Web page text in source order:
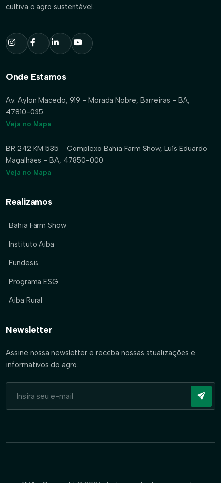
cultiva o agro sustentável.
Onde Estamos
Av. Aylon Macedo, 919 - Morada Nobre, Barreiras - BA,
47810-035
Veja no Mapa
BR 242 KM 535 - Complexo Bahia Farm Show, Luís Eduardo
Magalhães - BA, 47850-000
Veja no Mapa
Realizamos
Bahia Farm Show
Instituto Aiba
Fundesis
Programa ESG
Aiba Rural
Newsletter
Assine nossa newsletter e receba nossas atualizações e
informativos do agro.